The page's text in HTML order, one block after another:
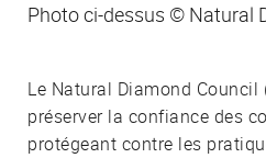
Photo ci-dessus © Natural
Le Natural Diamond Council
préserver la confiance des
protégeant contre les